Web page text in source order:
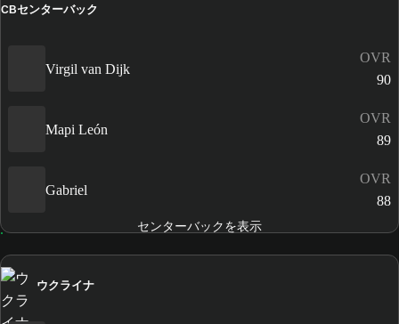
CBセンターバック
Virgil van Dijk
OVR
90
Mapi León
OVR
89
Gabriel
OVR
88
センターバックを表示
ウクライナ